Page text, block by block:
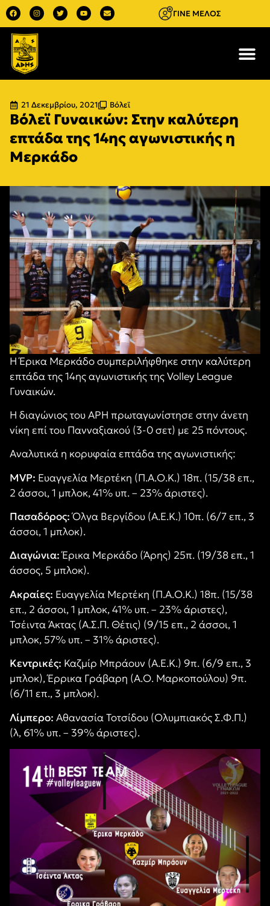
ΓΙΝΕ ΜΕΛΟΣ
21 Δεκεμβρίου, 2021 Βόλεϊ
Βόλεϊ Γυναικών: Στην καλύτερη
επτάδα της 14ης αγωνιστικής η
Μερκάδο
Η Έρικα Μερκάδο συμπεριλήφθηκε στην καλύτερη
επτάδα της 14ης αγωνιστικής της Volley League
Γυναικών.
Η διαγώνιος του ΑΡΗ πρωταγωνίστησε στην άνετη
νίκη επί του Πανναξιακού (3-0 σετ) με 25 πόντους.
Αναλυτικά η κορυφαία επτάδα της αγωνιστικής:
MVP: Ευαγγελία Μερτέκη (Π.Α.Ο.Κ.) 18π. (15/38 επ.,
2 άσσοι, 1 μπλοκ, 41% υπ. – 23% άριστες).
Πασαδόρος:Όλγα Βεργίδου (Α.Ε.Κ.) 10π. (6/7 επ., 3
άσσοι, 1 μπλοκ).
Διαγώνια:Έρικα Μερκάδο (Άρης) 25π. (19/38 επ., 1
άσσος, 5 μπλοκ).
Ακραίες: Ευαγγελία Μερτέκη (Π.Α.Ο.Κ.) 18π. (15/38
επ., 2 άσσοι, 1 μπλοκ, 41% υπ. – 23% άριστες),
Τσέιντα Άκτας (Α.Σ.Π. Θέτις) (9/15 επ., 2 άσσοι, 1
μπλοκ, 57% υπ. – 31% άριστες).
Κεντρικές: Καζμίρ Μπράουν (Α.Ε.Κ.) 9π. (6/9 επ., 3
μπλοκ), Έρρικα Γράβαρη (Α.Ο. Μαρκοπούλου) 9π.
(6/11 επ., 3 μπλοκ).
Λίμπερο: Αθανασία Τοτσίδου (Ολυμπιακός Σ.Φ.Π.)
(λ, 61% υπ. – 39% άριστες).